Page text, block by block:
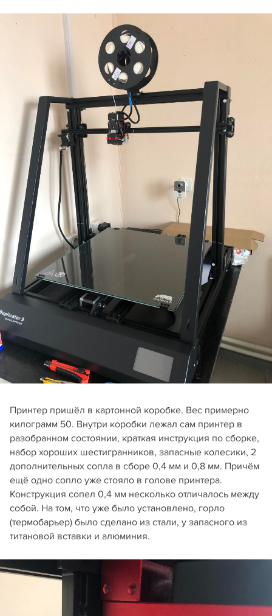
Принтер пришёл в картонной коробке. Вес примерно
килограмм 50. Внутри коробки лежал сам принтер в
разобранном состоянии, краткая инструкция по сборке,
набор хороших шестигранников, запасные колесики, 2
дополнительных сопла в сборе 0,4 мм и 0,8 мм. Причём
ещё одно сопло уже стояло в голове принтера.
Конструкция сопел 0,4 мм несколько отличалось между
собой. На том, что уже было установлено, горло
(термобарьер) было сделано из стали, у запасного из
титановой вставки и алюминия.